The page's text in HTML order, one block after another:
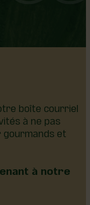
boîte courriel
à ne pas
gourmands et
à notre